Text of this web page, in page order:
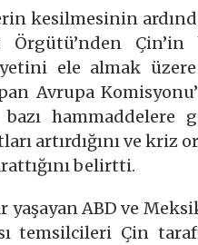
kesilmesinin
Çin’in
ele almak
Avrupa
hammaddelere
artırdığını ve kriz
belirtti.
ABD ve
temsilcileri Çin